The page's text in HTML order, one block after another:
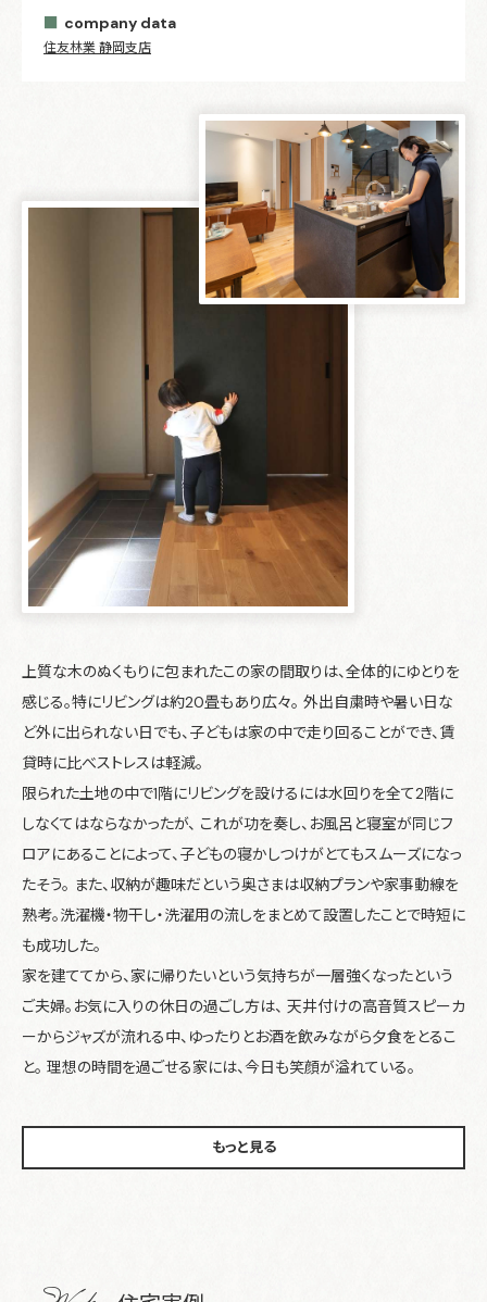
company data
住友林業 静岡支店​​
上質な木のぬくもりに包まれたこの家の間取りは、全体的にゆとりを
感じる。特にリビングは約20畳もあり広々。 外出自粛時や暑い日な
ど外に出られない日でも、子どもは家の中で走り回ることができ、賃
貸時に比べストレスは軽減。
限られた土地の中で1階にリビングを設けるには水回りを全て2階に
しなくてはならなかったが、 これが功を奏し、お風呂と寝室が同じフ
ロアにあることによって、子どもの寝かしつけがとてもスムーズになっ
たそう。 また、収納が趣味だという奥さまは収納プランや家事動線を
熟考。洗濯機・物干し・洗濯用の流しをまとめて設置したことで時短に
も成功した。
家を建ててから、家に帰りたいという気持ちが一層強くなったという
ご夫婦。お気に入りの休日の過ごし方は、 天井付けの高音質スピーカ
ーからジャズが流れる中、ゆったりとお酒を飲みながら夕食をとるこ
と。 理想の時間を過ごせる家には、今日も笑顔が溢れている。
もっと見る